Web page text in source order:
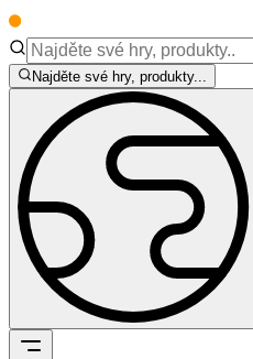
Najděte své hry, produkty...